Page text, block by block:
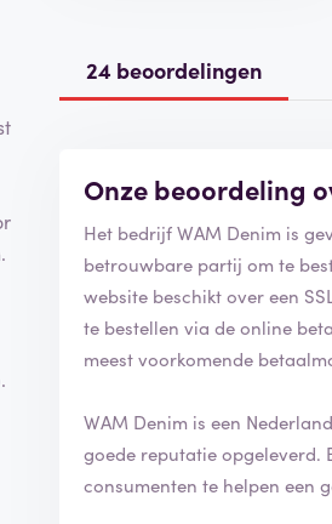
24 beoordelingen
Onze beoordeling
Het bedrijf WAM Denim is
betrouwbare partij om te
website beschikt over een
te bestellen via de online
meest voorkomende
WAM Denim is een
goede reputatie opgeleverd.
consumenten te helpen een